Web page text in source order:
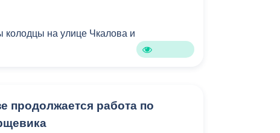
колодцы на улице Чкалова и
своевременный отвод
продолжается работа по